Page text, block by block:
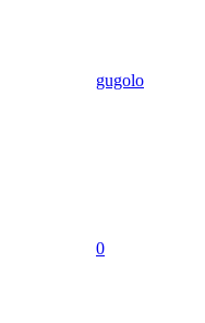
gugolo
0